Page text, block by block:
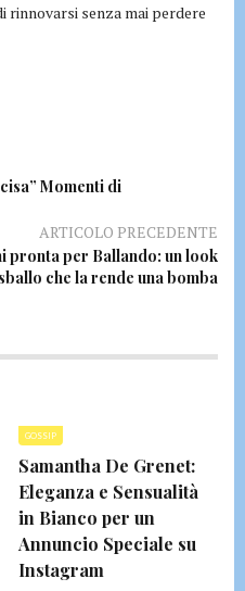
rinnovarsi senza mai perdere
Momenti di
ARTICOLO PRECEDENTE
pronta per Ballando: un look
che la rende una bomba
GOSSIP
Samantha De Grenet:
Eleganza e Sensualità
in Bianco per un
Annuncio Speciale su
Instagram